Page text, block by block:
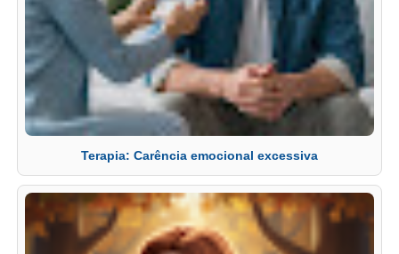
Terapia: Carência emocional excessiva